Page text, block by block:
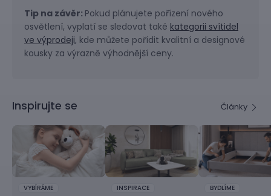
Tip na závěr: Pokud plánujete pořízení nového
osvětlení, vyplatí se sledovat také kategorii svítidel
ve výprodeji, kde můžete pořídit kvalitní a designové
kousky za výrazně výhodnější ceny.
Inspirujte se Články
VYBÍRÁME INSPIRACE BYDLÍME